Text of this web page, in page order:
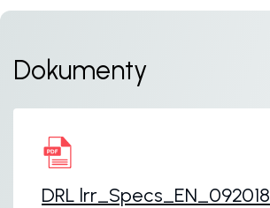
Dokumenty
DRL lrr_Specs_EN_092018